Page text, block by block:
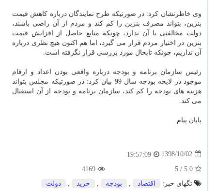
وی خاطرنشان كرد: در صورتیكه طرح نمایندگان درباره كاهش قیمت
بنزین، بتواند مصرف بنزین را كم كند و مردم از آن راضی باشند،
دولت مخالفتی با آن ندارد، چونكه منابع حاصل از افزایش قیمت
بنزین در اختیار مردم قرار می گیرد، اما هم اكنون هیچ نظری درباره
آن نداریم، چونكه تابحال مورد بررسی قرار نگرفته است.
رئیس سازمان برنامه و بودجه درباره واقعی بودن اعداد و ارقام
موجود در لایحه بودجه سال 99 بیان كرد: در صورتیكه مجلس بتواند
هزینه های بودجه را كم كند، سازمان برنامه و بودجه از آن استقبال
می كند.
پایان پیام
1398/10/02
19:57:09
5.0
/ 5
4169
تگهای خبر:
اقتصاد , بودجه , خرید , دولت